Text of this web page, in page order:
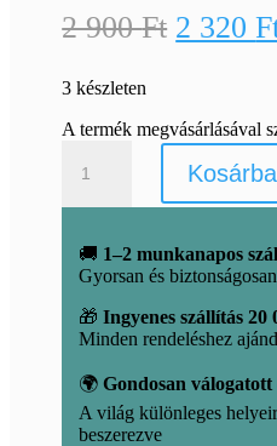
2 900Ft
2
900 Ft.
2 320
3 készleten
A termék megvásárlásával
háromszög
🚚 1–2 munkanapos
Gyorsan és
🎁Ingyenes szállítás 20
Minden rendeléshez
🌍Gondosan
A világ különleges
beszerezve